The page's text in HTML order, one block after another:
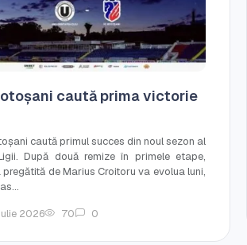
caută prima victorie
caută primul succes din noul sezon al
După două remize în primele etape,
pregătită de Marius Croitoru va evolua luni,
2026
70 0